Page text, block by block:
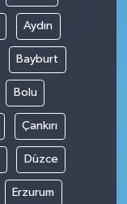
Aydın
Bayburt
Bolu
Çankırı
Düzce
Erzurum